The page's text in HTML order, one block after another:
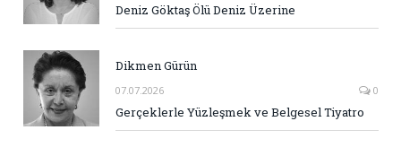
Deniz Göktaş Ölü Deniz Üzerine
Dikmen Gürün
07.07.2026 0
Gerçeklerle Yüzleşmek ve Belgesel Tiyatro